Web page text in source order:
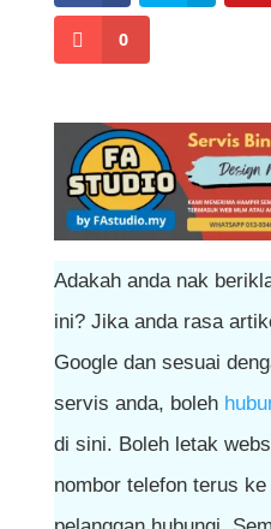
0
Adakah anda nak
ini? Jika anda rasa
Google dan sesuai
servis anda, boleh
di sini. Boleh letak
nombor telefon terus